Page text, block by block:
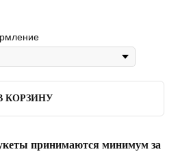
КОРЗИНУ
принимаются минимум за